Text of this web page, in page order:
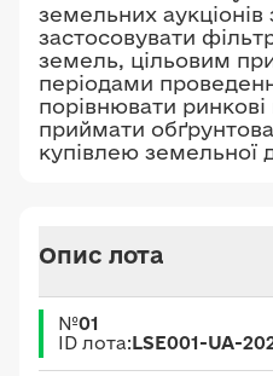
земельних
застосовувати
земель, цільовим
періодами
порівнювати
приймати
купівлею земельної
Опис лота
№01
ID лота:LSE001-UA-